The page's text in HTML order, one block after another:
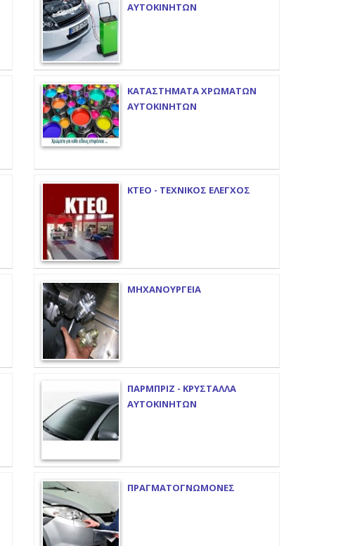
ΑΥΤΟΚΙΝΗΤΩΝ
ΚΑΤΑΣΤΗΜΑΤΑ ΧΡΩΜΑΤΩΝ
ΑΥΤΟΚΙΝΗΤΩΝ
ΚΤΕΟ - ΤΕΧΝΙΚΟΣ ΕΛΕΓΧΟΣ
ΜΗΧΑΝΟΥΡΓΕΙΑ
ΠΑΡΜΠΡΙΖ - ΚΡΥΣΤΑΛΛΑ
ΑΥΤΟΚΙΝΗΤΩΝ
ΠΡΑΓΜΑΤΟΓΝΩΜΟΝΕΣ